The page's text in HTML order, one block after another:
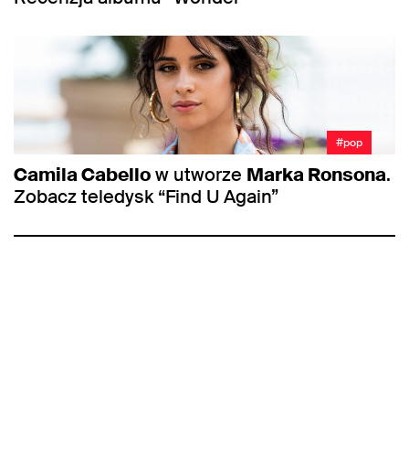
#pop
Camila Cabellow utworze Marka Ronsona.
Zobacz teledysk “Find U Again”